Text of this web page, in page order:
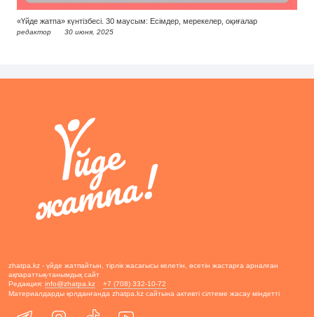
«Үйде жатпа» күнтізбесі. 30 маусым: Есімдер, мерекелер, оқиғалар
редактор 30 июня, 2025
zhatpa.kz - үйде жатпайтын, тірлік жасағысы келетін, өсетін жастарға арналған
ақпараттық-танымдық сайт
Редакция: info@zhatpa.kz
+7 (708) 332-10-72
Материалдарды қолданғанда zhatpa.kz сайтына активті сілтеме жасау міндетті